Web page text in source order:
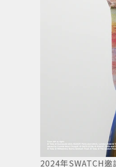
2024年SWATCH